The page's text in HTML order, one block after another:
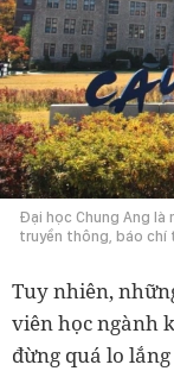
Đại học Chung Ang
truyền thông, báo chí
Tuy nhiên,
viên học ngành
đừng quá lo